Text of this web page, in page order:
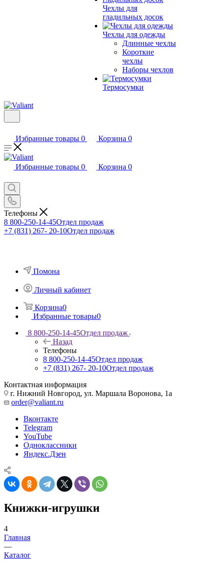
Чехлы для
гладильных досок
Чехлы для одежды
Длинные чехлы
Короткие
чехлы
Наборы чехлов
Термосумки
Избранные товары 0 Корзина 0
Избранные товары 0 Корзина 0
Телефоны
8 800-250-14-45Отдел продаж
+7 (831) 267- 20-10Отдел продаж
Помона
Личный кабинет
Корзина0
Избранные товары0
8 800-250-14-45Отдел продаж
Назад
Телефоны
8 800-250-14-45Отдел продаж
+7 (831) 267- 20-10Отдел продаж
Контактная информация
г. Нижний Новгород, ул. Маршала Воронова, 1а
order@valiant.ru
Вконтакте
Telegram
YouTube
Одноклассники
Яндекс.Дзен
Книжки-игрушки
4
Главная
—
Каталог